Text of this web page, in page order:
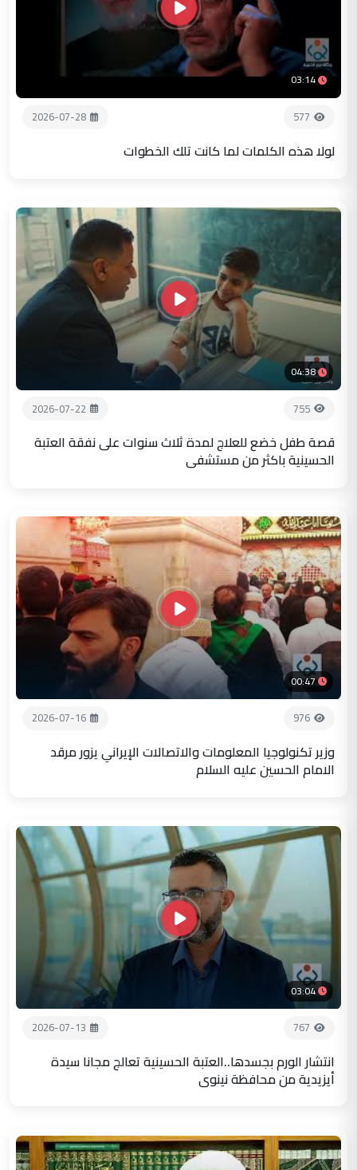
03:14
577
2026-07-28
لولا هذه الكلمات لما كانت تلك الخطوات
04:38
755
2026-07-22
قصة طفل خضع للعلاج لمدة ثلاث سنوات على نفقة العتبة
الحسينية باكثر من مستشفى
00:47
976
2026-07-16
وزير تكنولوجيا المعلومات والاتصالات الإيراني يزور مرقد
الامام الحسين عليه السلام
03:04
767
2026-07-13
انتشار الورم بجسدها..العتبة الحسينية تعالج مجانا سيدة
أيزيدية من محافظة نينوى